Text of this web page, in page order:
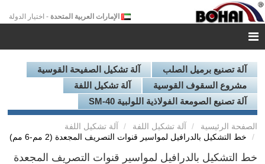
الإمارات العربية المتحدة - اختيار الدولة
آلة تصنيع برميل الصلب
آلة تشكيل الصفيحة القوسية
مشروع السقوف القوسية
آلة تشكيل اللفة
آلة تصنيع الصومعة الفولاذية اللولبية SM-40
الصفحة الرئيسية آلة تشكيل اللفة
آلة تشكيل اللفة
خط التشكيل بالدرافيل لمواسير قنوات التصريف المجعدة (2 مم-6 مم)
خط التشكيل بالدرافيل لمواسير قنوات التصريف المجعدة